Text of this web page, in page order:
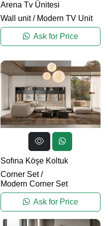
Arena Tv Ünitesi
Wall unit/ Modern TV Unit
Ask for Price
Sofına Köşe Koltuk
Corner Set/
Modern Corner Set
Ask for Price